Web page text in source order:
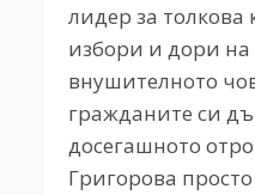
лидер за толкова
избори и дори на
внушителното
гражданите си
досегашното
Григорова